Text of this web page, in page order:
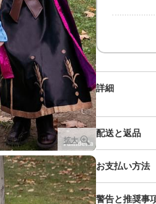
拡大
詳細
配送と返品
お支払い方法
警告と推奨事